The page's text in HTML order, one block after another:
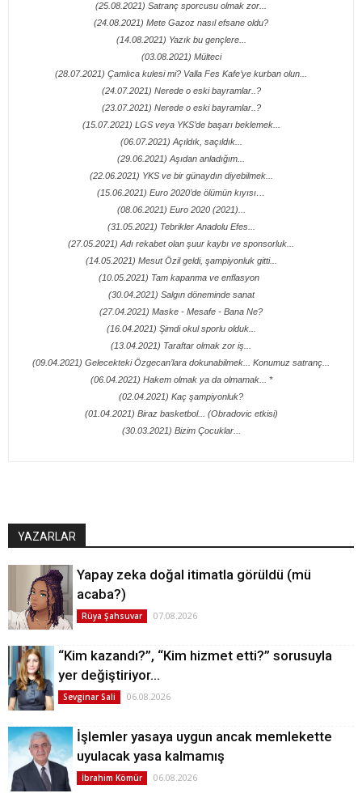
(25.08.2021) Satranç sporcusu olmak zor...
(24.08.2021) Mete Gazoz nasıl efsane oldu?
(14.08.2021) Yazık bu gençlere...
(03.08.2021) Mülteci
(28.07.2021) Çamlıca kulesi mi? Valla Fes Kafe’ye kurban olun...
(24.07.2021) Nerede o eski bayramlar..?
(23.07.2021) Nerede o eski bayramlar..?
(15.07.2021) LGS veya YKS’de başarı beklemek...
(06.07.2021) Açıldık, saçıldık...
(29.06.2021) Aşıdan anladığım...
(22.06.2021) YKS ve bir günaydın diyebilmek...
(15.06.2021) Euro 2020’de ölümün kıyısı…
(08.06.2021) Euro 2020 (2021)...
(31.05.2021) Tebrikler Anadolu Efes...
(27.05.2021) Adı rekabet olan şuur kaybı ve sponsorluk...
(14.05.2021) Mesut Özil geldi, şampiyonluk gitti...
(10.05.2021) Tam kapanma ve enflasyon
(30.04.2021) Salgın döneminde sanat
(27.04.2021) Maske - Mesafe - Bana Ne?
(16.04.2021) Şimdi okul sporlu olduk...
(13.04.2021) Taraftar olmak zor iş...
(09.04.2021) Gelecekteki Özgecan’lara dokunabilmek... Konumuz satranç...
(06.04.2021) Hakem olmak ya da olmamak... *
(02.04.2021) Kaç şampiyonluk?
(01.04.2021) Biraz basketbol... (Obradovic etkisi)
(30.03.2021) Bizim Çocuklar...
YAZARLAR
Yapay zeka doğal itimatla görüldü (mü
acaba?)
Rüya Şahsuvar 07.08.2026
“Kim kazandı?”, “Kim hizmet etti?” sorusuyla
yer değiştiriyor…
Sevginar Sali 06.08.2026
İşlemler yasaya uygun ancak memlekette
uyulacak yasa kalmamış
İbrahim Kömür 06.08.2026